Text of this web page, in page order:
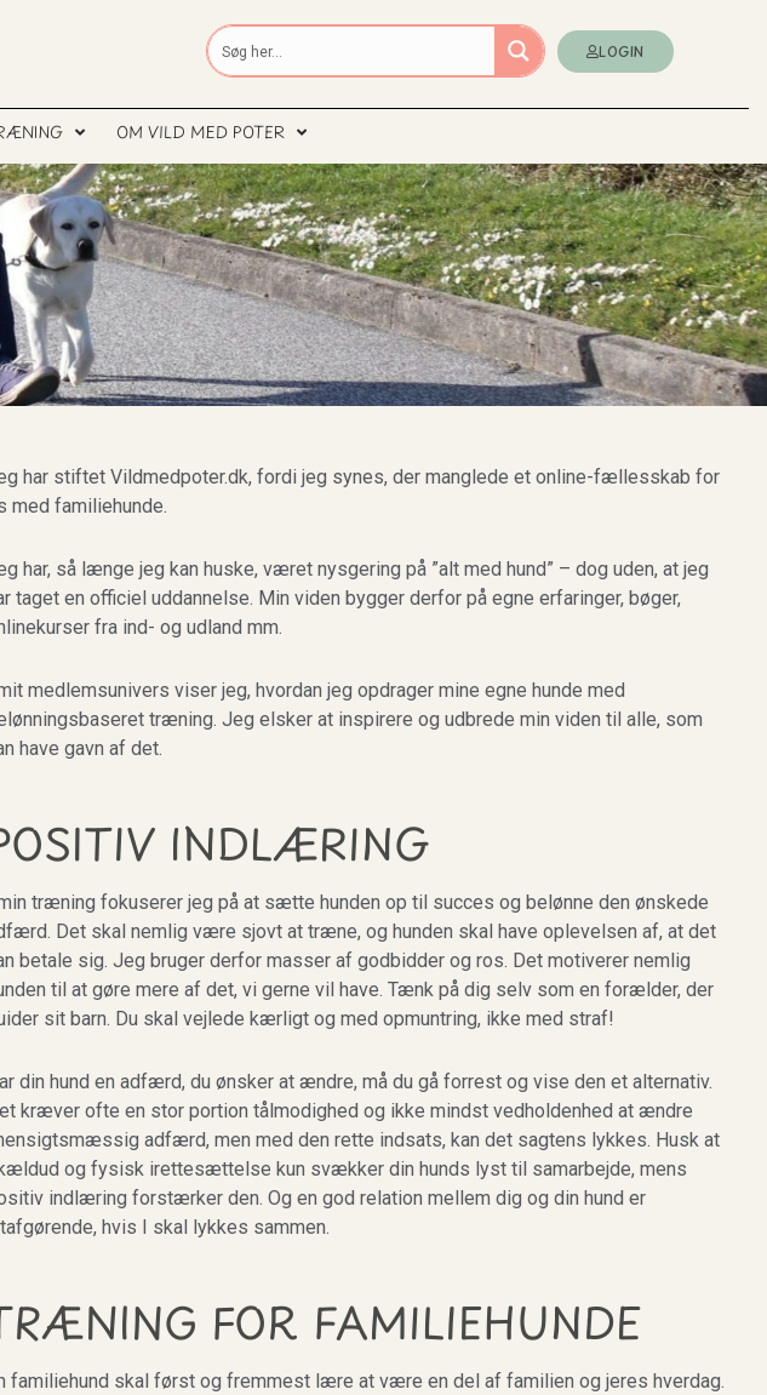
LOGIN
OM VILD MED POTER
har stiftet Vildmedpoter.dk, fordi jeg synes, der manglede et online-fællesskab for
med familiehunde.
har, så længe jeg kan huske, været nysgering på ”alt med hund” – dog uden, at jeg
taget en officiel uddannelse. Min viden bygger derfor på egne erfaringer, bøger,
fra ind- og udland mm.
medlemsunivers viser jeg, hvordan jeg opdrager mine egne hunde med
træning. Jeg elsker at inspirere og udbrede min viden til alle, som
have gavn af det.
INDLÆRING
træning fokuserer jeg på at sætte hunden op til succes og belønne den ønskede
Det skal nemlig være sjovt at træne, og hunden skal have oplevelsen af, at det
betale sig. Jeg bruger derfor masser af godbidder og ros. Det motiverer nemlig
til at gøre mere af det, vi gerne vil have. Tænk på dig selv som en forælder, der
sit barn. Du skal vejlede kærligt og med opmuntring, ikke med straf!
din hund en adfærd, du ønsker at ændre, må du gå forrest og vise den et alternativ.
kræver ofte en stor portion tålmodighed og ikke mindst vedholdenhed at ændre
adfærd, men med den rette indsats, kan det sagtens lykkes. Husk at
og fysisk irettesættelse kun svækker din hunds lyst til samarbejde, mens
indlæring forstærker den. Og en god relation mellem dig og din hund er
hvis I skal lykkes sammen.
FOR FAMILIEHUNDE
familiehund skal først og fremmest lære at være en del af familien og jeres hverdag.